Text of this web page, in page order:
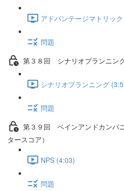
アドバンテージマトリッ
問題
第３８回 シナリオプランニン
シナリオプランニング
問題
第３９回 ベインアンドカンパ
タースコア）
NPS (4:03)
問題